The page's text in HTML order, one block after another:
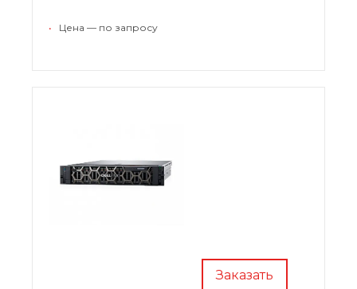
плотностью и управляемостью, что
• Цена — по запросу
Заказать